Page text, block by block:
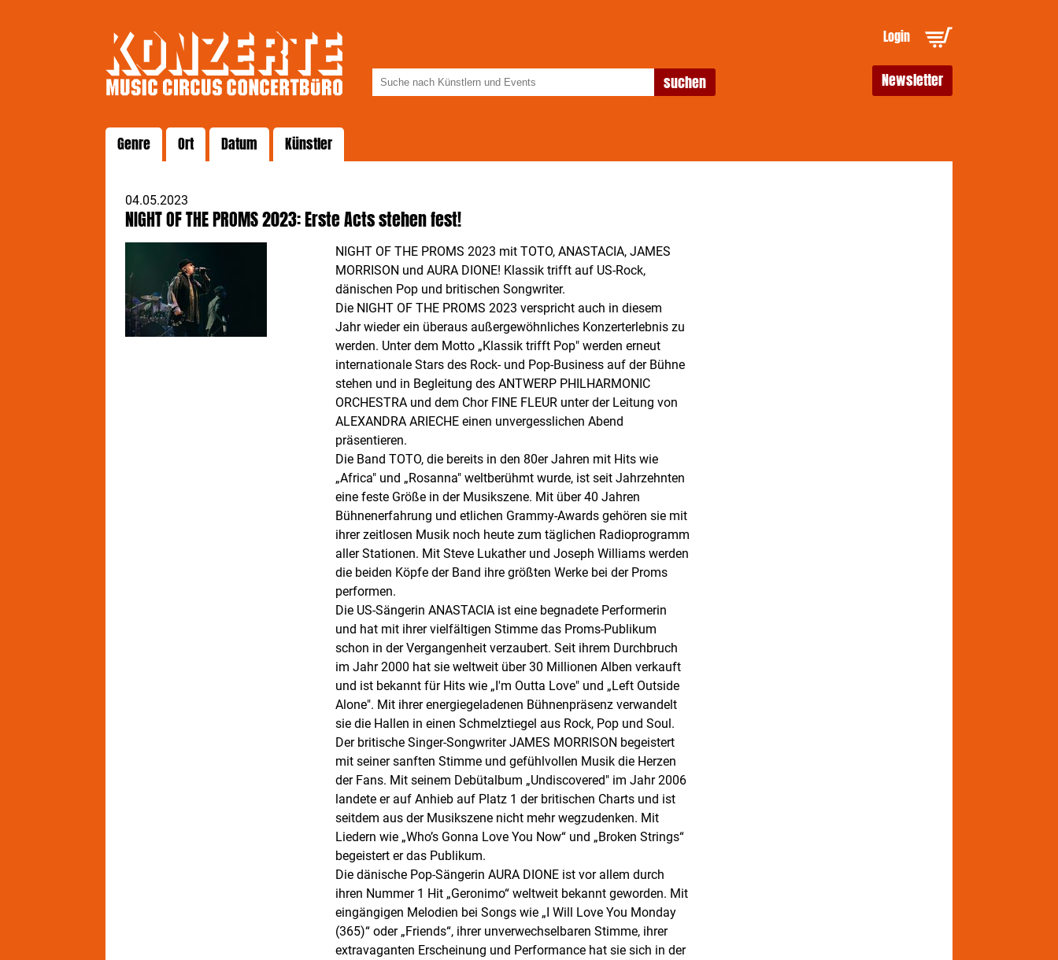
Login
Newsletter
Genre Ort Datum Künstler
04.05.2023
NIGHT OF THE PROMS 2023: Erste Acts stehen fest!
NIGHT OF THE PROMS 2023 mit TOTO, ANASTACIA, JAMES
MORRISON und AURA DIONE! Klassik trifft auf US-Rock,
dänischen Pop und britischen Songwriter.
Die NIGHT OF THE PROMS 2023 verspricht auch in diesem
Jahr wieder ein überaus außergewöhnliches Konzerterlebnis zu
werden. Unter dem Motto „Klassik trifft Pop" werden erneut
internationale Stars des Rock- und Pop-Business auf der Bühne
stehen und in Begleitung des ANTWERP PHILHARMONIC
ORCHESTRA und dem Chor FINE FLEUR unter der Leitung von
ALEXANDRA ARIECHE einen unvergesslichen Abend
präsentieren.
Die Band TOTO, die bereits in den 80er Jahren mit Hits wie
„Africa" und „Rosanna" weltberühmt wurde, ist seit Jahrzehnten
eine feste Größe in der Musikszene. Mit über 40 Jahren
Bühnenerfahrung und etlichen Grammy-Awards gehören sie mit
ihrer zeitlosen Musik noch heute zum täglichen Radioprogramm
aller Stationen. Mit Steve Lukather und Joseph Williams werden
die beiden Köpfe der Band ihre größten Werke bei der Proms
performen.
Die US-Sängerin ANASTACIA ist eine begnadete Performerin
und hat mit ihrer vielfältigen Stimme das Proms-Publikum
schon in der Vergangenheit verzaubert. Seit ihrem Durchbruch
im Jahr 2000 hat sie weltweit über 30 Millionen Alben verkauft
und ist bekannt für Hits wie „I'm Outta Love" und „Left Outside
Alone". Mit ihrer energiegeladenen Bühnenpräsenz verwandelt
sie die Hallen in einen Schmelztiegel aus Rock, Pop und Soul.
Der britische Singer-Songwriter JAMES MORRISON begeistert
mit seiner sanften Stimme und gefühlvollen Musik die Herzen
der Fans. Mit seinem Debütalbum „Undiscovered" im Jahr 2006
landete er auf Anhieb auf Platz 1 der britischen Charts und ist
seitdem aus der Musikszene nicht mehr wegzudenken. Mit
Liedern wie „Who’s Gonna Love You Now“ und „Broken Strings“
begeistert er das Publikum.
Die dänische Pop-Sängerin AURA DIONE ist vor allem durch
ihren Nummer 1 Hit „Geronimo“ weltweit bekannt geworden. Mit
eingängigen Melodien bei Songs wie „I Will Love You Monday
(365)“ oder „Friends“, ihrer unverwechselbaren Stimme, ihrer
extravaganten Erscheinung und Performance hat sie sich in der